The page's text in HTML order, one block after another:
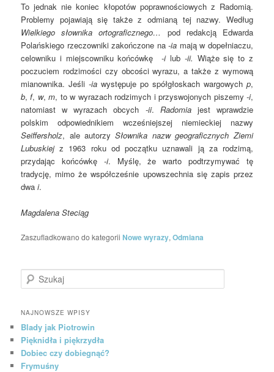
To jednak nie koniec kłopotów poprawnościowych z Radomią.
Problemy pojawiają się także z odmianą tej nazwy. Według
Wielkiego słownika ortograficznego…
pod redakcją Edwarda
Polańskiego rzeczowniki zakończone na-ia mają w dopełniaczu,
celowniku i miejscowniku końcówkę
-ilub -ii. Wiąże się to z
poczuciem rodzimości czy obcości wyrazu, a także z wymową
mianownika. Jeśli-ia występuje po spółgłoskach wargowych p,
b,f, w,m, to w wyrazach rodzimych i przyswojonych piszemy -i,
natomiast w wyrazach obcych -ii. Radomiajest wprawdzie
polskim odpowiednikiem wcześniejszej niemieckiej nazwy
Seiffersholz, ale autorzySłownika nazw geograficznych Ziemi
Lubuskiejz 1963 roku od początku uznawali ją za rodzimą,
przydając końcówkę -i. Myślę, że warto podtrzymywać tę
tradycję, mimo że współcześnie upowszechnia się zapis przez
dwai.
Magdalena Steciąg
Zaszufladkowano do kategorii Nowe wyrazy,Odmiana
Szukaj
NAJNOWSZE WPISY
Blady jak Piotrowin
Pięknidła i piękrzydła
Dobiec czy dobiegnąć?
Frymuśny